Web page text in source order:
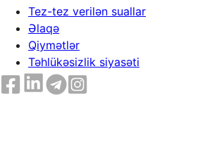
Tez-tez verilən suallar
Əlaqə
Qiymətlər
Təhlükəsizlik siyasəti